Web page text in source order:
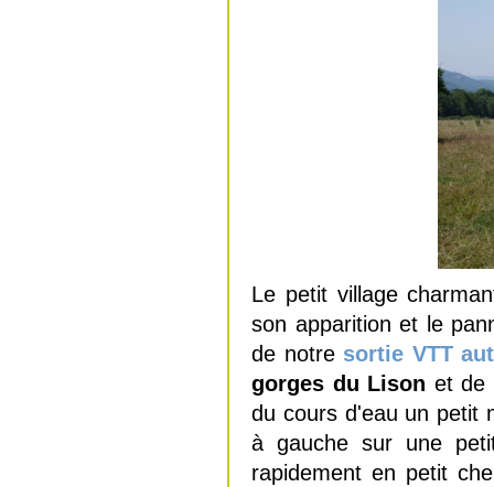
Le petit village
son apparition et le
de notresortie VTT
gorges du Lison et
du cours d'eau un petit
à gauche sur une
rapidement en petit